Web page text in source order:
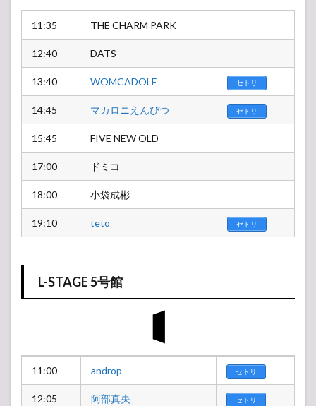
11:35 THE CHARM PARK
12:40 DATS
13:40 WOMCADOLE セトリ
14:45 マカロニえんぴつ セトリ
15:45 FIVE NEW OLD
17:00 ドミコ
18:00 小袋成彬
19:10 teto セトリ
L-STAGE 5号館
11:00 androp セトリ
12:05 阿部真央 セトリ